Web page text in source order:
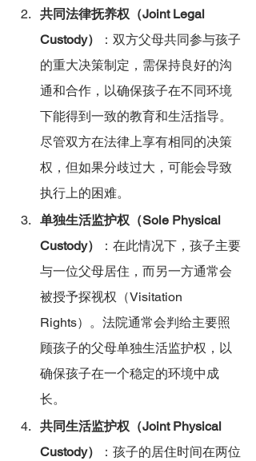
共同法律抚养权（Joint Legal
Custody）
：双方父母共同参与孩子
的重大决策制定，需保持良好的沟
通和合作，以确保孩子在不同环境
下能得到一致的教育和生活指导。
尽管双方在法律上享有相同的决策
权，但如果分歧过大，可能会导致
执行上的困难。
单独生活监护权（Sole Physical
Custody）
：在此情况下，孩子主要
与一位父母居住，而另一方通常会
被授予探视权（Visitation
Rights）。法院通常会判给主要照
顾孩子的父母单独生活监护权，以
确保孩子在一个稳定的环境中成
长。
共同生活监护权（Joint Physical
Custody）
：孩子的居住时间在两位